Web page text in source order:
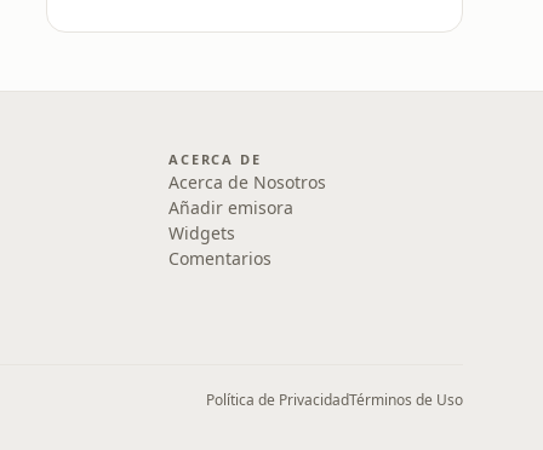
ACERCA DE
Acerca de Nosotros
Añadir emisora
Widgets
Comentarios
Política de PrivacidadTérminos de Uso